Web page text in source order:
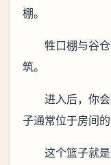
棚。
牲口棚与谷
筑。
进入后，你
子通常位于房间
这个篮子就